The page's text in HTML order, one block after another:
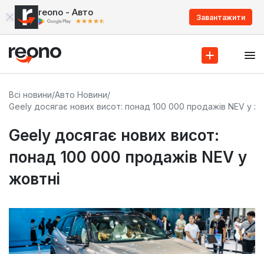
reono - Авто Завантажити
Всі новини/Авто Новини/
Geely досягає нових висот: понад 100 000 продажів NEV у
Geely досягає нових висот:
понад 100 000 продажів NEV у
жовтні